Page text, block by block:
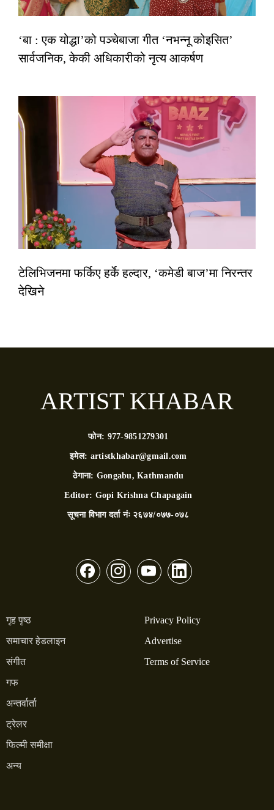
‘बा : एक योद्धा’को पञ्चेबाजा गीत ‘नभन्नू कोइसित’
सार्वजनिक, केकी अधिकारीको नृत्य आकर्षण
टेलिभिजनमा फर्किए हर्के हल्दार, ‘कमेडी बाज’मा निरन्तर
देखिने
ARTIST KHABAR
फोन: 977-9851279301
इमेल: artistkhabar@gmail.com
ठेगाना: Gongabu, Kathmandu
Editor: Gopi Krishna Chapagain
सूचना विभाग दर्ता नंः २६७४/०७७-०७८
गृह पृष्ठ
समाचार हेडलाइन
संगीत
गफ
अन्तर्वार्ता
ट्रेलर
फिल्मी समीक्षा
अन्य
Privacy Policy
Advertise
Terms of Service